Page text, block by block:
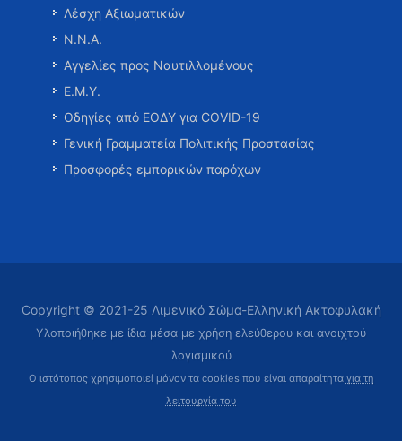
Λέσχη Αξιωματικών
Ν.Ν.Α.
Αγγελίες προς Ναυτιλλομένους
Ε.Μ.Υ.
Οδηγίες από ΕΟΔΥ για COVID-19
Γενική Γραμματεία Πολιτικής Προστασίας
Προσφορές εμπορικών παρόχων
Copyright © 2021-25 Λιμενικό Σώμα-Ελληνική Ακτοφυλακή
Υλοποιήθηκε με ίδια μέσα με χρήση ελεύθερου και ανοιχτού
λογισμικού
Ο ιστότοπος χρησιμοποιεί μόνον τα cookies που είναι απαραίτητα για τη
λειτουργία του